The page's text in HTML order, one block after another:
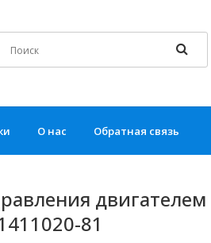
О нас Обратная связь
двигателем
81